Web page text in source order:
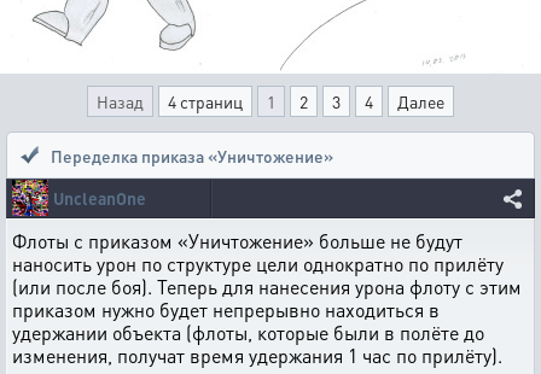
Назад 4 страниц 1 2 3 4 Далее
Переделка приказа «Уничтожение»
UncleanOne
Флоты с приказом «Уничтожение» больше не будут
наносить урон по структуре цели однократно по прилёту
(или после боя). Теперь для нанесения урона флоту с этим
приказом нужно будет непрерывно находиться в
удержании объекта (флоты, которые были в полёте до
изменения, получат время удержания 1 час по прилёту).